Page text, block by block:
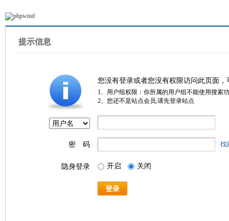
提示信息
您没有登录或者您没有权限访问此页面
1、用户组权限：你所属的用户组不能使用搜索
2、您还不是站点会员,请先登录站点
密 码 找
隐身登录 开启 关闭
登录